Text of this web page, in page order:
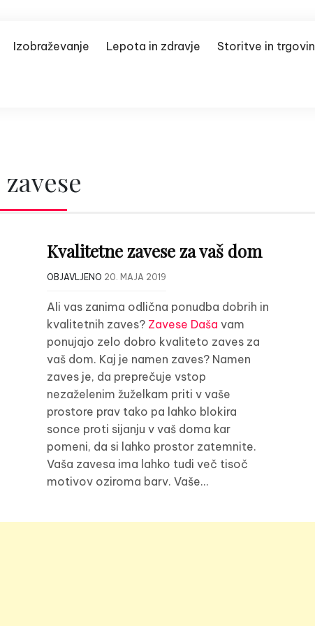
Izobraževanje Lepota in zdravje Storitve in
zavese
Kvalitetne zavese za vaš dom
OBJAVLJENO 20. MAJA 2019
Ali vas zanima odlična ponudba dobrih in
kvalitetnih zaves? Zavese Daša vam
ponujajo zelo dobro kvaliteto zaves za
vaš dom. Kaj je namen zaves? Namen
zaves je, da preprečuje vstop
nezaželenim žuželkam priti v vaše
prostore prav tako pa lahko blokira
sonce proti sijanju v vaš doma kar
pomeni, da si lahko prostor zatemnite.
Vaša zavesa ima lahko tudi več tisoč
motivov oziroma barv. Vaše…